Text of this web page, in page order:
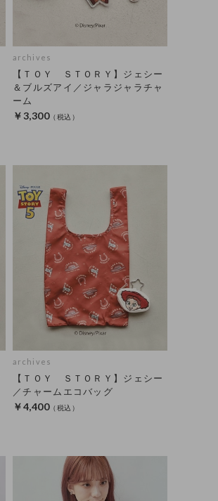
archives
【ＴＯＹ ＳＴＯＲＹ】ジェシー
＆ブルズアイ／ジャラジャラチャ
ーム
￥3,300
archives
【ＴＯＹ ＳＴＯＲＹ】ジェシー
／チャームエコバッグ
￥4,400